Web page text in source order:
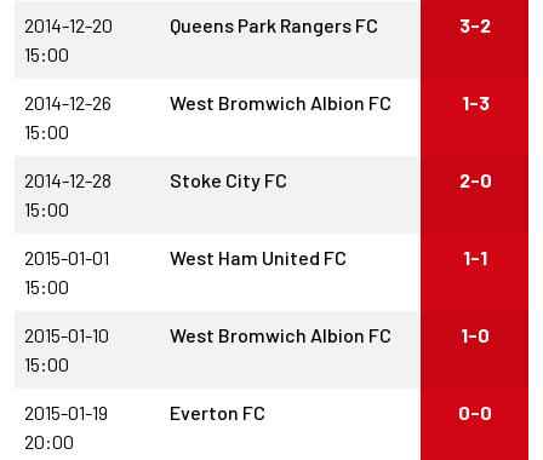
2014-12-20
15:00
Queens Park Rangers FC 3-2
2014-12-26
15:00
West Bromwich Albion FC 1-3
2014-12-28
15:00
Stoke City FC 2-0
2015-01-01
15:00
West Ham United FC 1-1
2015-01-10
15:00
West Bromwich Albion FC 1-0
2015-01-19
20:00
Everton FC 0-0